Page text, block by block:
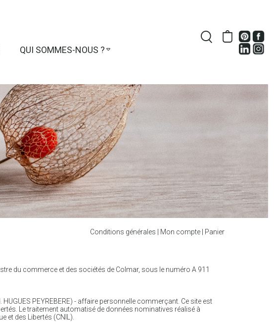
QUI SOMMES-NOUS ?
Conditions générales Mon compte Panier
du commerce et des sociétés de Colmar, sous le numéro A 911
PEYREBERE) - affaire personnelle commerçant. Ce site est
Le traitement automatisé de données nominatives réalisé à
et des Libertés (CNIL).